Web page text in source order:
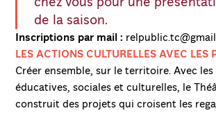
de la saison.
Inscriptions par mail :
LES ACTIONS CULTURELLES AVEC LES
Créer ensemble, sur le territoire. Avec
éducatives, sociales et culturelles, le
construit des projets qui croisent les